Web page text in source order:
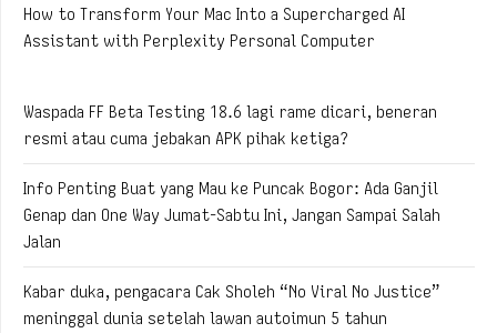
How to Transform Your Mac Into a Supercharged AI
Assistant with Perplexity Personal Computer
Waspada FF Beta Testing 18.6 lagi rame dicari, beneran
resmi atau cuma jebakan APK pihak ketiga?
Info Penting Buat yang Mau ke Puncak Bogor: Ada Ganjil
Genap dan One Way Jumat-Sabtu Ini, Jangan Sampai Salah
Jalan
Kabar duka, pengacara Cak Sholeh “No Viral No Justice”
meninggal dunia setelah lawan autoimun 5 tahun